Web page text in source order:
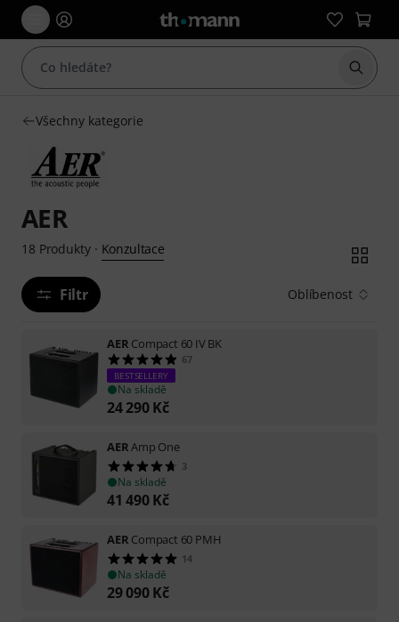
Začít
Všechny kategorie
AER
18 Produkty· Konzultace
Filtr Oblíbenost
AER Compact 60 IV BK
67
BESTSELLERY
Na skladě
24 290 Kč
AERAmp One
3
Na skladě
41 490 Kč
AER Compact 60 PMH
14
Na skladě
29 090 Kč